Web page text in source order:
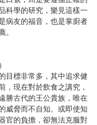
科學的研究，樂見這樣一
病友的福音，也是掌廚者
。
標非常多，其中追求健
，現在對於飲食之講究，
勝古代的王公貴族，唯在
威脅而不自知。或即使知
官的負擔，卻無法克服對